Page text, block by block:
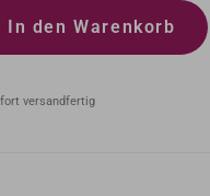
In den Warenkorb
versandfertig